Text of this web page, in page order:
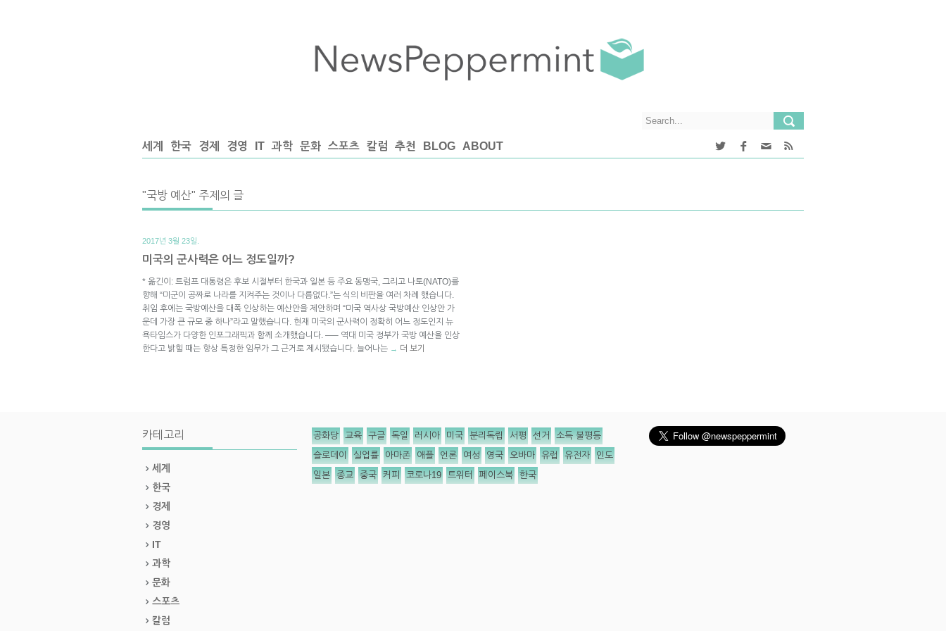
세계 한국 경제 경영 IT 과학 문화 스포츠 칼럼 추천 BLOG ABOUT
"국방 예산" 주제의 글
2017년 3월 23일.
미국의 군사력은 어느 정도일까?
* 옮긴이: 트럼프 대통령은 후보 시절부터 한국과 일본 등 주요 동맹국, 그리고 나토(NATO)를
향해 “미군이 공짜로 나라를 지켜주는 것이나 다름없다.”는 식의 비판을 여러 차례 했습니다.
취임 후에는 국방예산을 대폭 인상하는 예산안을 제안하며 “미국 역사상 국방예산 인상안 가
운데 가장 큰 규모 중 하나”라고 말했습니다. 현재 미국의 군사력이 정확히 어느 정도인지 뉴
욕타임스가 다양한 인포그래픽과 함께 소개했습니다. —– 역대 미국 정부가 국방 예산을 인상
한다고 밝힐 때는 항상 특정한 임무가 그 근거로 제시됐습니다. 늘어나는 → 더 보기
카테고리
세계
한국
경제
경영
IT
과학
문화
스포츠
칼럼
공화당 교육 구글 독일 러시아 미국 분리독립 서평 선거 소득 불평등
슬로데이 실업률 아마존 애플 언론 여성 영국 오바마 유럽 유전자 인도
일본 종교 중국 커피 코로나19 트위터 페이스북 한국